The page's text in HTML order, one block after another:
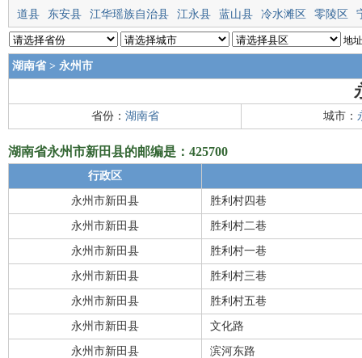
道县
东安县 江华瑶族自治县 江永县 蓝山县 冷水滩区 零陵区
地
湖南省> 永州市
省份： 湖南省 城市：
湖南省永州市新田县的邮编是：425700
行政区
永州市新田县 胜利村四巷
永州市新田县 胜利村二巷
永州市新田县 胜利村一巷
永州市新田县 胜利村三巷
永州市新田县 胜利村五巷
永州市新田县 文化路
永州市新田县 滨河东路